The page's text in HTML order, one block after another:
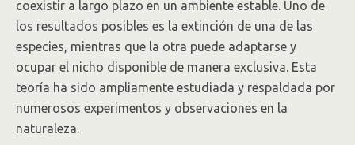
coexistir a largo plazo en un ambiente estable. Uno de
los resultados posibles es la extinción de una de las
especies, mientras que la otra puede adaptarse y
ocupar el nicho disponible de manera exclusiva. Esta
teoría ha sido ampliamente estudiada y respaldada por
numerosos experimentos y observaciones en la
naturaleza.